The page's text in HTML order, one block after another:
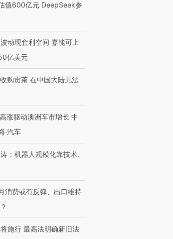
别呈现】寻找100种
思的生活方式·第三对
住三大增长引擎是什么？
值600亿元 DeepSeek参
动现套利空间 嘉能可上
亿美元
购贡茶 在中国大陆无法
涨驱动澳洲车市增长 中
·汽车
：机器人规模化靠技术、
消费或有反弹、出口维持
施行 最高法明确新旧法